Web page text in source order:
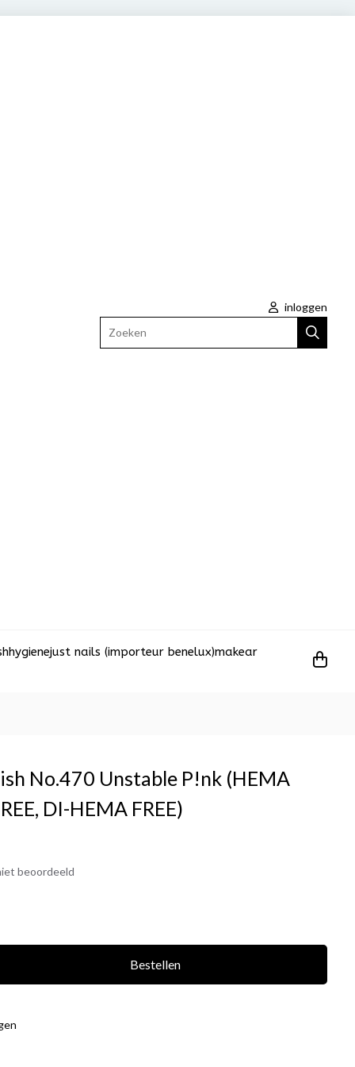
inloggen
hygienejust nails (importeur benelux)makear
No.470 Unstable P!nk (HEMA
DI-HEMA FREE)
beoordeeld
Bestellen